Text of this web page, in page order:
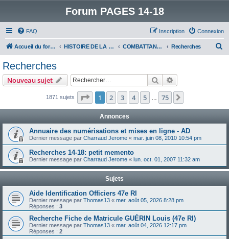
Forum PAGES 14-18
FAQ Connexion
Inscription
Accueil du forum HISTOIRE DE LA GRANDE GUERRE COMBATTANTS DE LA GRANDE GUERRE Recherches
e
Recherches
Nouveau sujet Rechercher
1871 sujets Page 1sur75
1 2 3 4 5 75
Annonces
Annuaire des numérisations et mises en ligne - AD
Dernier message par Charraud Jerome « mar. juin 08, 2010 10:54 pm
Recherches 14-18: petit memento
Dernier message par Charraud Jerome « lun. oct. 01, 2007 11:32 am
Sujets
Aide Identification Officiers 47e RI
Dernier message par Thomas13 « mer. août 05, 2026 8:28 pm
Réponses : 3
Recherche Fiche de Matricule GUÉRIN Louis (47e RI)
Dernier message par Thomas13 « mar. août 04, 2026 12:17 pm
Réponses : 2